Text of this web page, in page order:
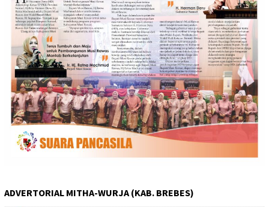
ADVERTORIAL MITHA-WURJA (KAB. BREBES)